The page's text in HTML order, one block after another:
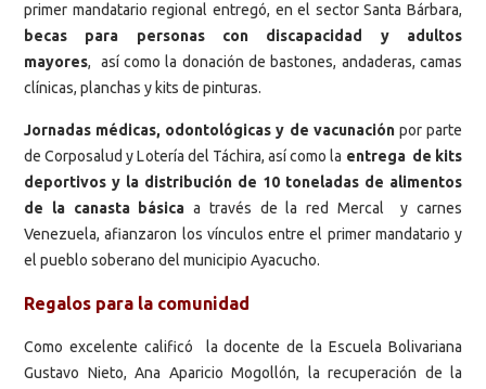
primer mandatario regional entregó, en el sector Santa Bárbara,
becas para personas con discapacidad y adultos
mayores, así como la donación de bastones, andaderas, camas
clínicas, planchas y kits de pinturas.
Jornadas médicas, odontológicas y de vacunaciónpor parte
de Corposalud y Lotería del Táchira, así como la entrega de kits
deportivos y la distribución de 10 toneladas de alimentos
de la canasta básica a través de la red Mercal y carnes
Venezuela, afianzaron los vínculos entre el primer mandatario y
el pueblo soberano del municipio Ayacucho.
Regalos para la comunidad
Como excelente calificó la docente de la Escuela Bolivariana
Gustavo Nieto, Ana Aparicio Mogollón, la recuperación de la